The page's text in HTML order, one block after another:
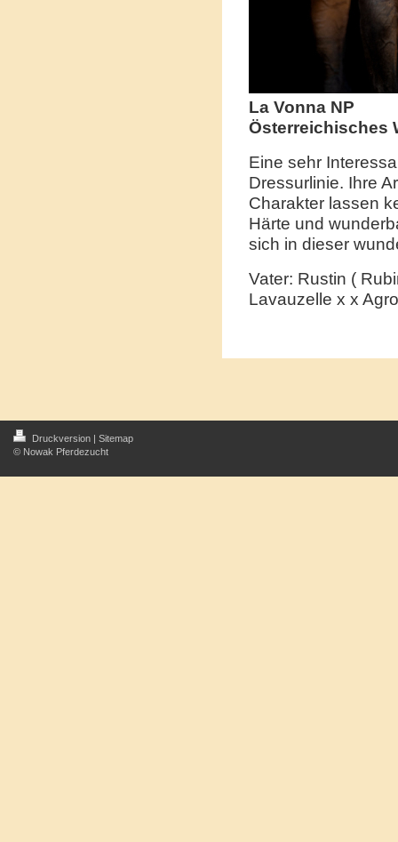
La Vonna NP
Österreichisches
Eine sehr
Dressurlinie. Ihre
Charakter lassen
Härte und
sich in dieser
Vater: Rustin (
Lavauzelle x x
Druckversion | Sitemap
© Nowak Pferdezucht